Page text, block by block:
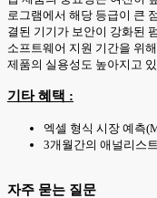
로그램에서 해당 등급이 큰
결된 기기가 보안이 강화된
소프트웨어 지원 기간을 위
제품의 실용성도 높아지고
기타 혜택 :
엑셀 형식 시장 예측
3개월간의 애널리스
자주 묻는 질문